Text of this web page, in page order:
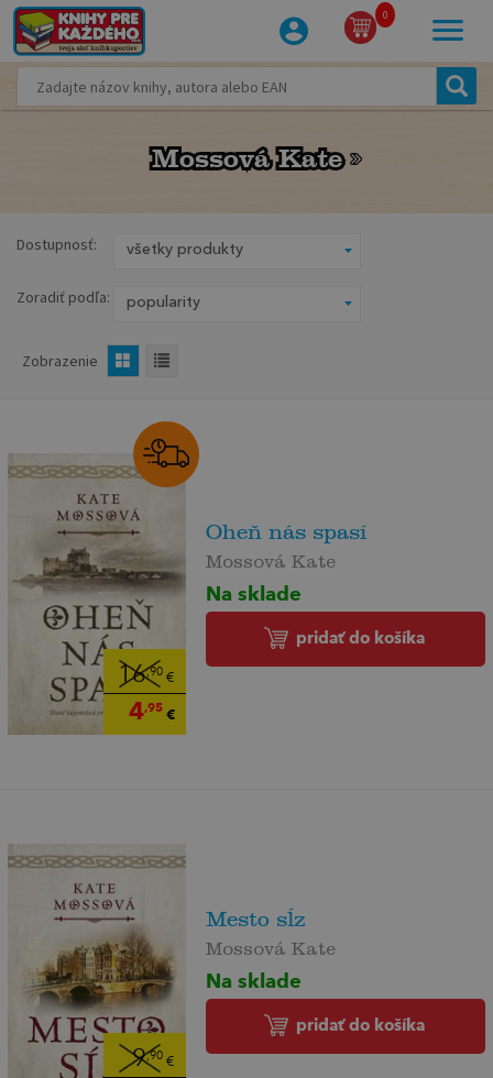
0
Mossová Kate
Mossová Kate
Dostupnosť:
Zoradiť podľa:
Zobrazenie
16,90€
4,95€
Oheň nás spasí
Mossová Kate
Na sklade
pridať do košíka
9,90€
Mesto sĺz
Mossová Kate
Na sklade
pridať do košíka